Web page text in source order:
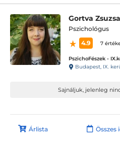
Gortva
Pszichológus
4.9
7
PszichoFészek -
Budapest, IX.
Sajnáljuk, jelenleg
Árlista Összes